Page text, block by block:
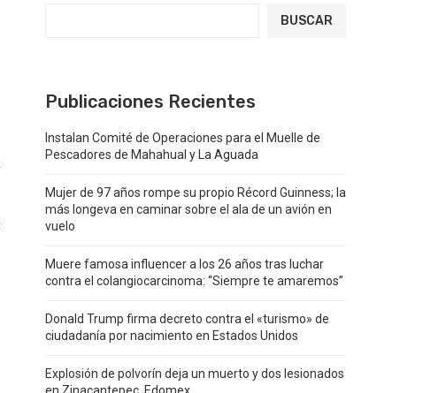
BUSCAR
Publicaciones Recientes
Instalan Comité de Operaciones para el Muelle de
Pescadores de Mahahual y La Aguada
Mujer de 97 años rompe su propio Récord Guinness; la
más longeva en caminar sobre el ala de un avión en
vuelo
Muere famosa influencer a los 26 años tras luchar
contra el colangiocarcinoma: “Siempre te amaremos”
Donald Trump firma decreto contra el «turismo» de
ciudadanía por nacimiento en Estados Unidos
Explosión de polvorín deja un muerto y dos lesionados